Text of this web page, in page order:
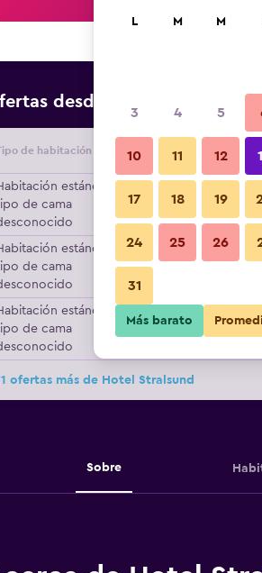
desde Oferta más
de habitación Proveedor
estándar,
de cama
estándar,
de cama
estándar,
de cama
ofertas más de Hotel Stralsund
Sobre
L M M
3 4 5
10 11 12
17 18 19
24 25 26
31
Más barato